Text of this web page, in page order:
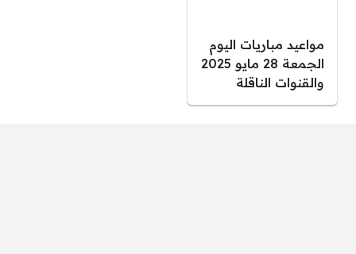
مواعيد مباريات اليوم
الجمعة 28 مايو 2025
والقنوات الناقلة